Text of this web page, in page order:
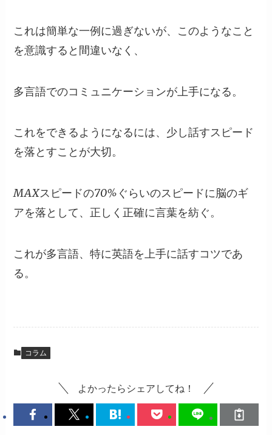
これは簡単な一例に過ぎないが、このようなこと
を意識すると間違いなく、
多言語でのコミュニケーションが上手になる。
これをできるようになるには、少し話すスピード
を落とすことが大切。
MAXスピードの70%ぐらいのスピードに脳のギ
アを落として、正しく正確に言葉を紡ぐ。
これが多言語、特に英語を上手に話すコツであ
る。
コラム
よかったらシェアしてね！